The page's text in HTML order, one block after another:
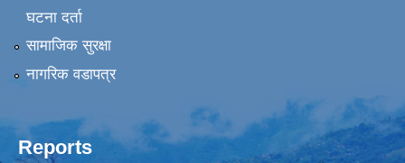
घटना दर्ता
सामाजिक सुरक्षा
नागरिक वडापत्र
Reports